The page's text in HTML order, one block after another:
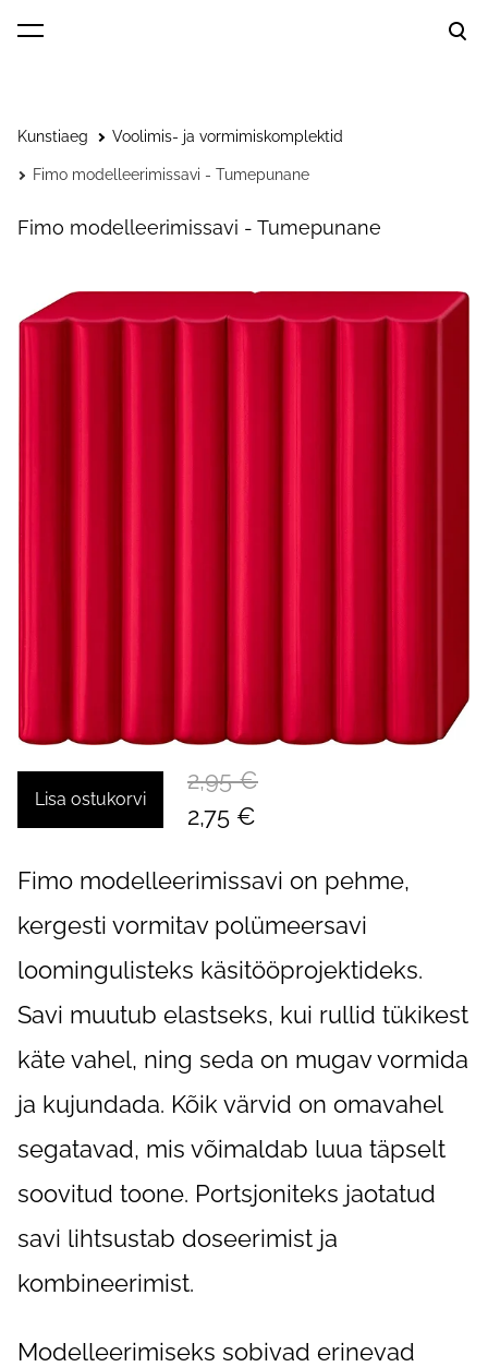
lisati ostukorvi.
Kunstiaeg Voolimis- ja vormimiskomplektid
Fimo modelleerimissavi - Tumepunane
Fimo modelleerimissavi - Tumepunane
Lisa ostukorvi
2,95 €
2,75 €
Fimo modelleerimissavi on pehme,
kergesti vormitav polümeersavi
loomingulisteks käsitööprojektideks.
Savi muutub elastseks, kui rullid tükikest
käte vahel, ning seda on mugav vormida
ja kujundada. Kõik värvid on omavahel
segatavad, mis võimaldab luua täpselt
soovitud toone. Portsjoniteks jaotatud
savi lihtsustab doseerimist ja
kombineerimist.
Modelleerimiseks sobivad erinevad